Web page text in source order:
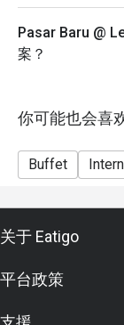
Terms and
1. Discount is
beverages.
4. 50%
5. Price
taxes.
promotions
Pasar Baru @
案？
你可能也会喜
Buffet
关于 Eatigo
平台政策